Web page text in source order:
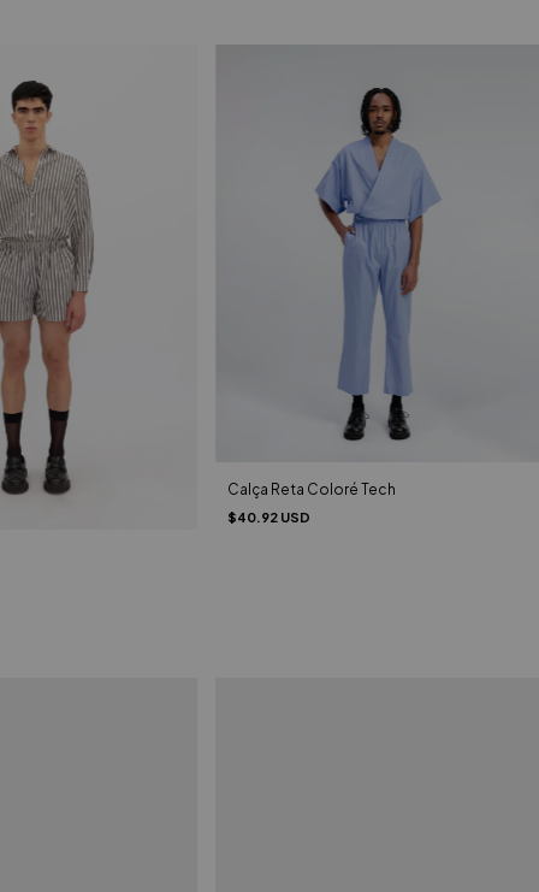
Calça Reta Coloré Tech
$40.92 USD